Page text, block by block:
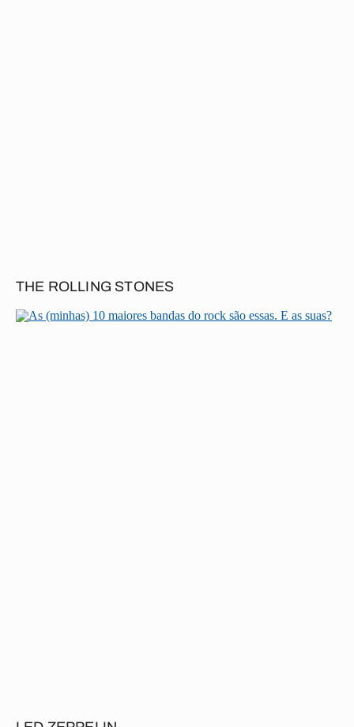
THE ROLLING STONES